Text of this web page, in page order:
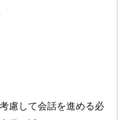
慮して会話を進める必